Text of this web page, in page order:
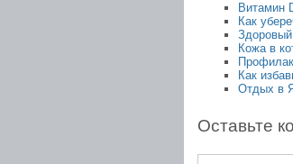
Витамин
Как
Кожа в
Как
Отдых в
Оставьте